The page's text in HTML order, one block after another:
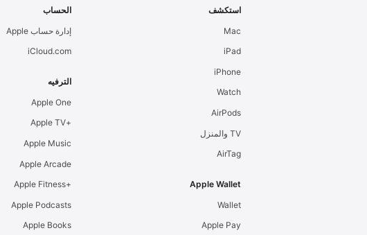
t
r
p
e
استكشف
Mac
iPad
iPhone
Watch
AirPods
TV والمنزل
AirTag
Apple Wallet
Wallet
Apple Pay
الحساب
إدارة حساب Apple
iCloud.com
الترفيه
Apple One
+Apple TV
Apple Music
Apple Arcade
+Apple Fitness
Apple Podcasts
Apple Books